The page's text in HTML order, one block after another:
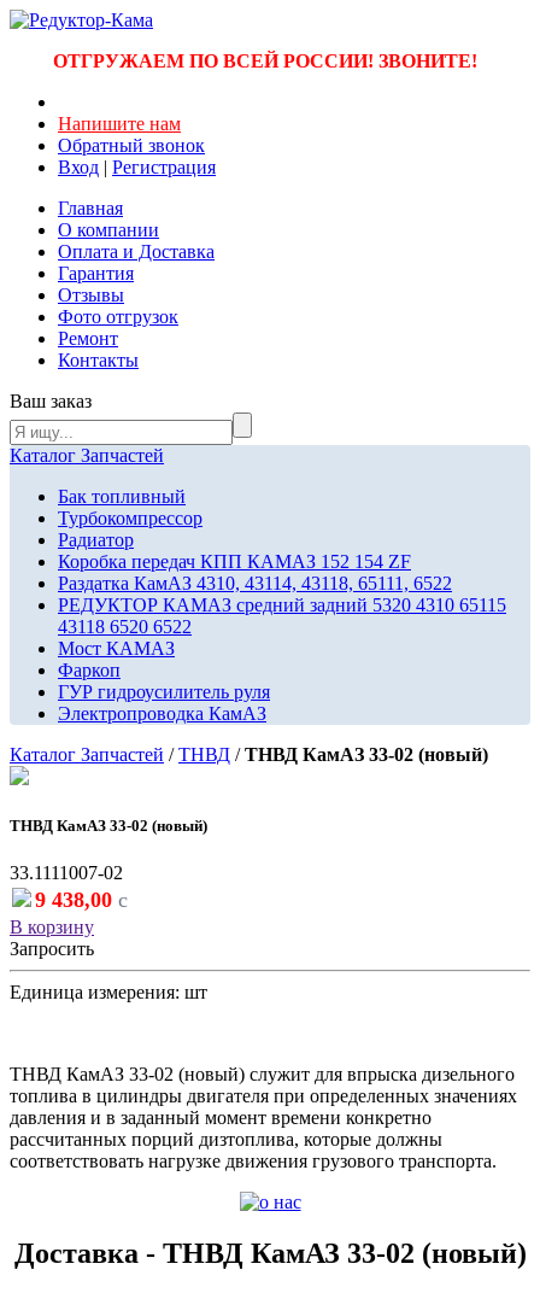
ОТГРУЖАЕМ ПО ВСЕЙ РОССИИ! ЗВОНИТЕ!
Напишите нам
Обратный звонок
Вход | Регистрация
Главная
О компании
Оплата и Доставка
Гарантия
Отзывы
Фото отгрузок
Ремонт
Контакты
Ваш заказ
Каталог Запчастей
Бак топливный
Турбокомпрессор
Радиатор
Коробка передач КПП КАМАЗ 152 154 ZF
Раздатка КамАЗ 4310, 43114, 43118, 65111, 6522
РЕДУКТОР КАМАЗ средний задний 5320 4310 65115
43118 6520 6522
Мост КАМАЗ
Фаркоп
ГУР гидроусилитель руля
Электропроводка КамАЗ
Каталог Запчастей /ТНВД /ТНВД КамАЗ 33-02 (новый)
ТНВД КамАЗ 33-02 (новый)
33.1111007-02
9 438,00 c
В корзину
Запросить
Единица измерения: шт
ТНВД КамАЗ 33-02 (новый) служит для впрыска дизельного
топлива в цилиндры двигателя при определенных значениях
давления и в заданный момент времени конкретно
рассчитанных порций дизтоплива, которые должны
соответствовать нагрузке движения грузового транспорта.
Доставка - ТНВД КамАЗ 33-02 (новый)